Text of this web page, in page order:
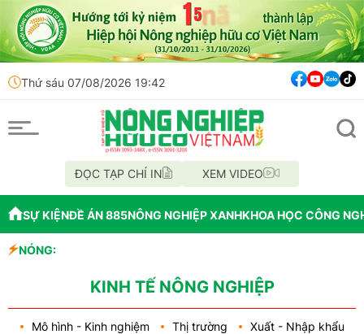
Thứ sáu 07/08/2026 19:42
ĐỌC TẠP CHÍ IN XEM VIDEO
SỰ KIỆNĐỀ ÁN 885NÔNG NGHIỆP XANHKHOA HỌC CÔNG
NÓNG:
KINH TẾ NÔNG NGHIỆP
Mô hình - Kinh nghiệm Thị trường Xuất - Nhập khẩu